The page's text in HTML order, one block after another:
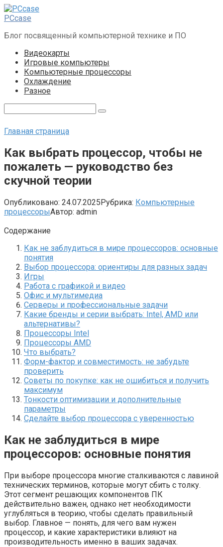
Перейти
к
PCcase
Блог посвященный компьютерной технике и ПО
Видеокарты
Игровые компьютеры
Компьютерные процессоры
Охлаждение
Разное
Главная страница
Как выбрать процессор, чтобы не
пожалеть — руководство без
скучной теории
Опубликовано: 24.07.2025Рубрика: Компьютерные
процессорыАвтор: admin
Содержание
Как не заблудиться в мире процессоров: основные
понятия
Выбор процессора: ориентиры для разных задач
Игры
Работа с графикой и видео
Офис и мультимедиа
Серверы и профессиональные задачи
Какие бренды и серии выбрать: Intel, AMD или
альтернативы?
Процессоры Intel
Процессоры AMD
Что выбрать?
Форм-фактор и совместимость: не забудьте
проверить
Советы по покупке: как не ошибиться и получить
максимум
Тонкости оптимизации и дополнительные
параметры
Сделайте выбор процессора с уверенностью
Как не заблудиться в мире
процессоров: основные понятия
При выборе процессора многие сталкиваются с лавиной
технических терминов, которые могут сбить с толку.
Этот сегмент решающих компонентов ПК
действительно важен, однако нет необходимости
углубляться в теорию, чтобы сделать правильный
выбор. Главное — понять, для чего вам нужен
процессор, и какие характеристики влияют на
производительность именно в ваших задачах.